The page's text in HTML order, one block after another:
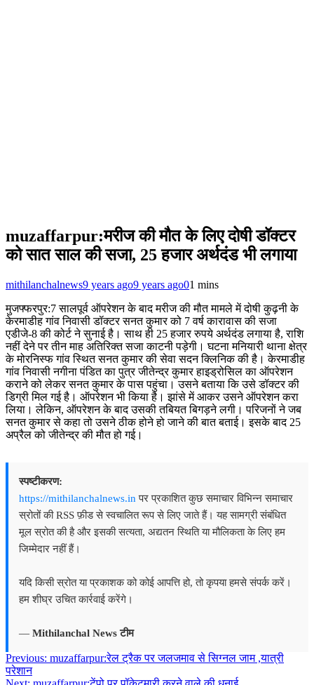
muzaffarpur:मरीज की मौत के लिए दोषी डॉक्टर
को सात साल की सजा, 25 हजार अर्थदंड भी लगाया
mithilanchalnews9 years ago9 years ago01 mins
मुजफ्फरपुर:7 सालपूर्व ऑपरेशन के बाद मरीज की मौत मामले में दोषी कुढ़नी के
केरमाडीह गांव निवासी डॉक्टर सनत कुमार को 7 वर्ष कारावास की सजा
एडीजे-8 की कोर्ट ने सुनाई है। साथ ही 25 हजार रुपये अर्थदंड लगाया है, राशि
नहीं देने पर तीन माह अतिरिक्त सजा काटनी पड़ेगी। घटना मनियारी थाना क्षेत्र
के मोरनिस्फ गांव स्थित सनत कुमार की सेवा सदन क्लिनिक की है। केरमाडीह
गांव निवासी नगीना पंडित का पुत्र जीतेन्द्र कुमार हाइड्रोसिल का ऑपरेशन
कराने को लेकर सनत कुमार के पास पहुंचा। उसने बताया कि उसे डॉक्टर की
डिग्री मिल गई है। ऑपरेशन भी किया है। झांसे में आकर उसने ऑपरेशन करा
लिया। लेकिन, ऑपरेशन के बाद उसकी तबियत बिगड़ने लगी। परिजनों ने जब
सनत कुमार से कहा तो उसने ठीक होने हो जाने की बात बताई। इसके बाद 25
अप्रैल को जीतेन्द्र की मौत हो गई।
स्पष्टीकरण:
https://mithilanchalnews.in पर प्रकाशित कुछ समाचार विभिन्न समाचार
स्रोतों की RSS फ़ीड से स्वचालित रूप से लिए जाते हैं। यह सामग्री संबंधित
मूल स्रोत की है और इसकी सत्यता, अद्यतन स्थिति या मौलिकता के लिए हम
जिम्मेदार नहीं हैं।
यदि किसी स्रोत या प्रकाशक को कोई आपत्ति हो, तो कृपया हमसे संपर्क करें।
हम शीघ्र उचित कार्रवाई करेंगे।
— Mithilanchal News टीम
Post
navigation
Previous: muzaffarpur:रेल ट्रैक पर जलजमाव से सिग्नल जाम ,यात्री
परेशान